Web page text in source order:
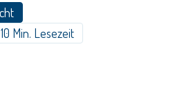
10 Min. Lesezeit